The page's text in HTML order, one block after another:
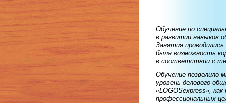
Обучение по
в развитии навыков
Занятия
была возможность
в соответствии с
Обучение позволило
уровень делового
«LOGOSexpress»,
профессиональных